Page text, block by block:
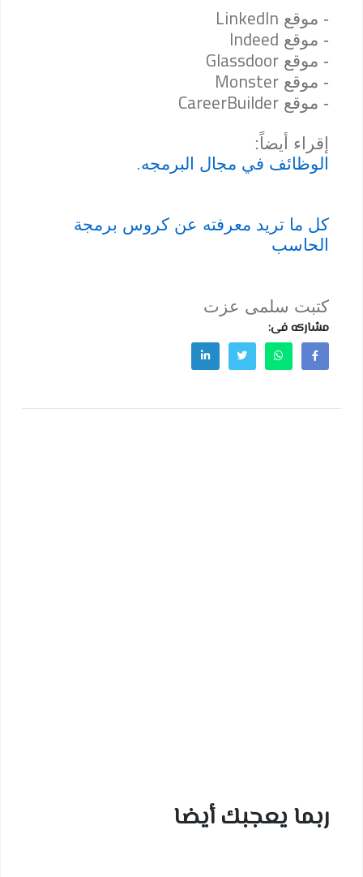
- موقع LinkedIn
- موقع Indeed
- موقع Glassdoor
- موقع Monster
- موقع CareerBuilder
إقراء أيضاً:
الوظائف في مجال البرمجه.
كل ما تريد معرفته عن كروس برمجة
الحاسب
كتبت سلمى عزت
مشاركه فى:
ربما يعجبك أيضا